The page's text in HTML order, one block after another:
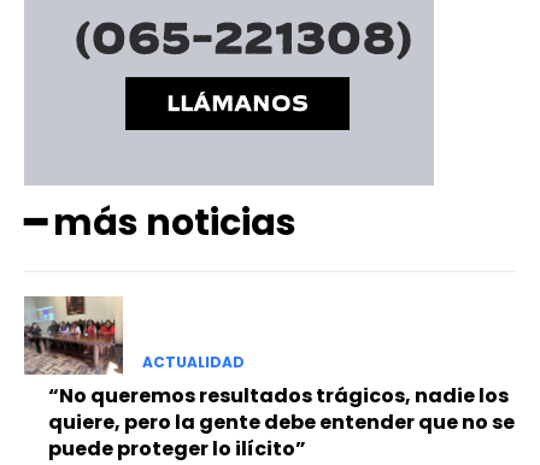
━ más noticias
ACTUALIDAD
“No queremos resultados trágicos, nadie los
quiere, pero la gente debe entender que no se
puede proteger lo ilícito”